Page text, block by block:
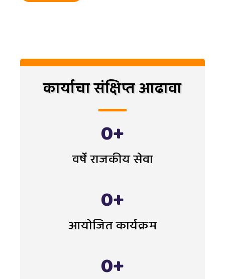
कार्याचा संक्षिप्त आढावा
0+
वर्षे राजकीय सेवा
0+
आयोजित कार्यक्रम
0+